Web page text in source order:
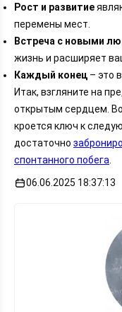
Рост и развитие
перемены мест.
Встреча с новыми
жизнь и расширяет
Каждый конец – это
Итак, взгляните на
открытым сердцем.
кроется ключ к
достаточно
спонтанного побега
06.06.2025 18:37:13